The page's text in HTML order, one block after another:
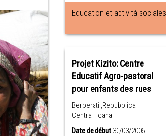
Education et actività sociales
Projet Kizito: Centre
Educatif Agro-pastoral
pour enfants des rues
Berberati ,Repubblica
Centrafricana
Date de début30/03/2006